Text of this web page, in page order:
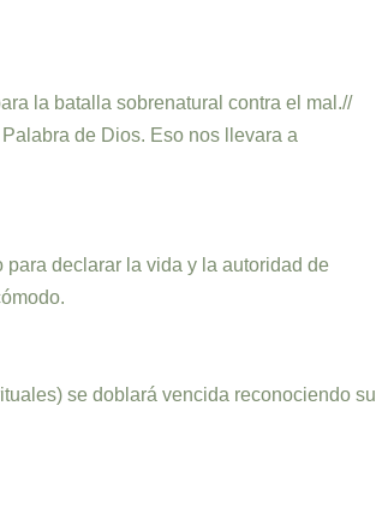
la batalla sobrenatural contra el mal.//
de Dios. Eso nos llevara a
declarar la vida y la autoridad de
se doblará vencida reconociendo su